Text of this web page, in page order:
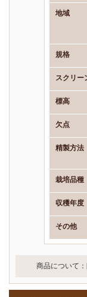
地域
規格
スクリー
標高
欠点
精製方法
栽培品種
収穫年度
その他
商品について